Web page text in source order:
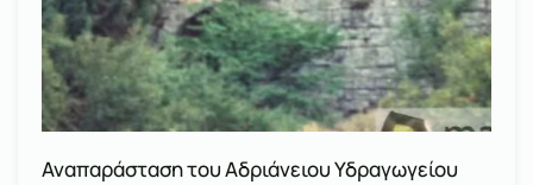
Αναπαράσταση του Αδριάνειου Υδραγωγείου